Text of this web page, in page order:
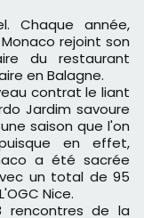
rejoint son
du restaurant
en Balagne.
contrat le liant
Jardim savoure
saison que l'on
en effet,
a été sacrée
un total de 95
Nice.
rencontres de la